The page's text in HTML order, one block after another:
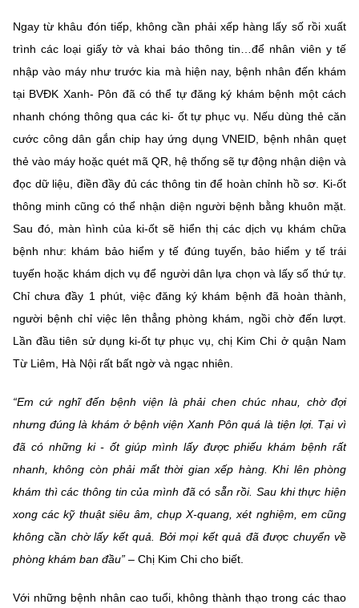
BỘ KHOA HỌC VÀ CÔNG NGHỆ
Điều khoản sử dụng Theo dõi MST: Góp ý
Cơ quan chủ quản: Bộ Khoa học và Công nghệ (MST)
Chịu trách nhiệm nội dung: Nguyễn Thị Hải Hằng
Giám đốc Trung tâm Truyền thông Khoa học và Công nghệ.
Địa chỉ: Ban Biên tập Cổng TTĐT - 18 Nguyễn Du, TP. Hà Nội
Điện thoại: 024 3936 9506
Email:stc@mst.gov.vn
©2026 Bản quyền thuộc Bộ Khoa Học và Công Nghệ
Ngay từ khâu đón tiếp, không cần phải xếp hàng lấy số rồi xuất
trình các loại giấy tờ và khai báo thông tin…để nhân viên y tế
nhập vào máy như trước kia mà hiện nay, bệnh nhân đến khám
tại BVĐK Xanh- Pôn đã có thể tự đăng ký khám bệnh một cách
nhanh chóng thông qua các ki- ốt tự phục vụ. Nếu dùng thẻ căn
cước công dân gắn chip hay ứng dụng VNEID, bệnh nhân quẹt
thẻ vào máy hoặc quét mã QR, hệ thống sẽ tự động nhận diện và
đọc dữ liệu, điền đầy đủ các thông tin để hoàn chỉnh hồ sơ. Ki-ốt
thông minh cũng có thể nhận diện người bệnh bằng khuôn mặt.
Sau đó, màn hình của ki-ốt sẽ hiển thị các dịch vụ khám chữa
bệnh như: khám bảo hiểm y tế đúng tuyến, bảo hiểm y tế trái
tuyến hoặc khám dịch vụ để người dân lựa chọn và lấy số thứ tự.
Chỉ chưa đầy 1 phút, việc đăng ký khám bệnh đã hoàn thành,
người bệnh chỉ việc lên thẳng phòng khám, ngồi chờ đến lượt.
Lần đầu tiên sử dụng ki-ốt tự phục vụ, chị Kim Chi ở quận Nam
Từ Liêm, Hà Nội rất bất ngờ và ngạc nhiên.
“Em cứ nghĩ đến bệnh viện là phải chen chúc nhau, chờ đợi
nhưng đúng là khám ở bệnh viện Xanh Pôn quá là tiện lợi. Tại vì
đã có những ki - ốt giúp mình lấy được phiếu khám bệnh rất
nhanh, không còn phải mất thời gian xếp hàng. Khi lên phòng
khám thì các thông tin của mình đã có sẵn rồi. Sau khi thực hiện
xong các kỹ thuật siêu âm, chụp X-quang, xét nghiệm, em cũng
không cần chờ lấy kết quả. Bởi mọi kết quả đã được chuyển về
phòng khám ban đầu” – Chị Kim Chi cho biết.
Với những bệnh nhân cao tuổi, không thành thạo trong các thao